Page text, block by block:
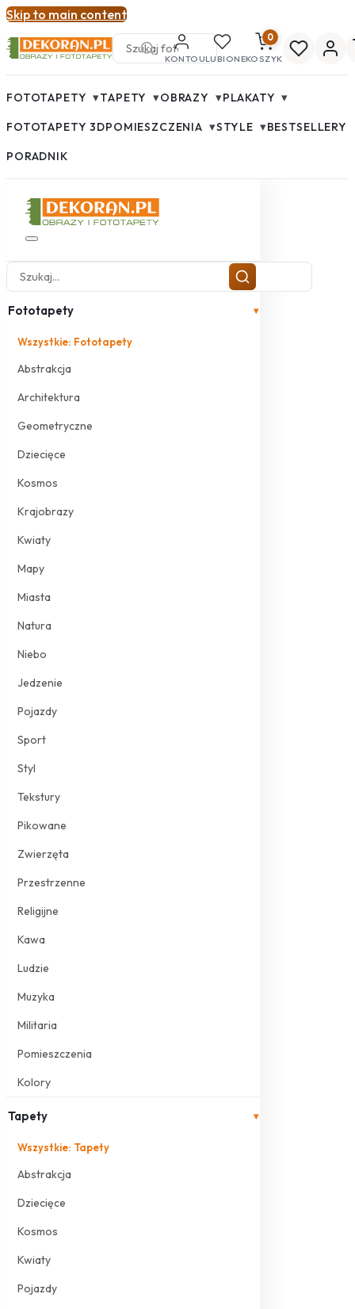
Skip to main content
KONTOULUBIONE
0
KOSZYK
FOTOTAPETY ▾TAPETY ▾OBRAZY ▾PLAKATY ▾
FOTOTAPETY 3DPOMIESZCZENIA ▾STYLE ▾BESTSELLERY
PORADNIK
Fototapety ▾
Wszystkie: Fototapety
Abstrakcja
Architektura
Geometryczne
Dziecięce
Kosmos
Krajobrazy
Kwiaty
Mapy
Miasta
Natura
Niebo
Jedzenie
Pojazdy
Sport
Styl
Tekstury
Pikowane
Zwierzęta
Przestrzenne
Religijne
Kawa
Ludzie
Muzyka
Militaria
Pomieszczenia
Kolory
Tapety ▾
Wszystkie: Tapety
Abstrakcja
Dziecięce
Kosmos
Kwiaty
Pojazdy